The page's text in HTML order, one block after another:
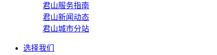
君山服务指南
君山新闻动态
君山城市分站
选择我们